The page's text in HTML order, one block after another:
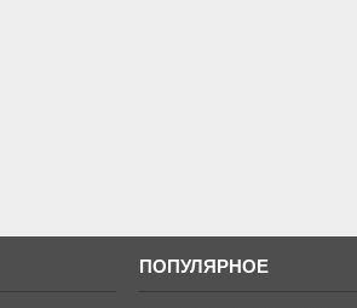
ПОПУЛЯРНОЕ